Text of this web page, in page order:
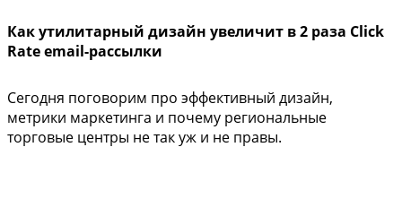
Как утилитарный дизайн увеличит в 2 раза Click
Rate email-рассылки
Сегодня поговорим про эффективный дизайн,
метрики маркетинга и почему региональные
торговые центры не так уж и не правы.